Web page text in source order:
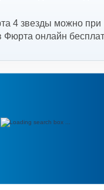
4 звезды можно при
Фюрта онлайн